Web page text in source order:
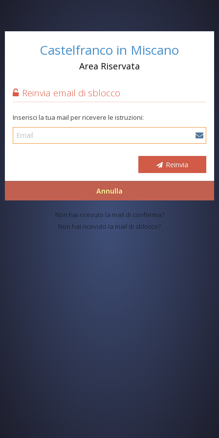
Castelfranco in Miscano
Area Riservata
Reinvia email di sblocco
Inserisci la tua mail per ricevere le istruzioni:
Reinvia
Annulla
Non hai ricevuto la mail di conferma?
Non hai ricevuto la mail di sblocco?